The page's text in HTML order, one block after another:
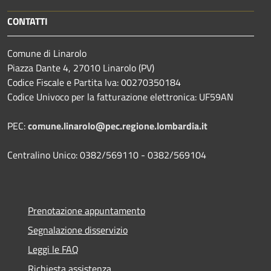
CONTATTI
Comune di Linarolo
Piazza Dante 4, 27010 Linarolo (PV)
Codice Fiscale e Partita Iva: 00270350184
Codice Univoco per la fatturazione elettronica: UF59AN
PEC:comune.linarolo@pec.regione.lombardia.it
Centralino Unico: 0382/569110 - 0382/569104
Prenotazione appuntamento
Segnalazione disservizio
Leggi le FAQ